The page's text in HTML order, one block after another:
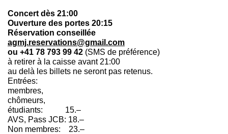
Concert dès 21:00
Ouverture des portes 20:15
Réservation conseillée
agmj.reservations@gmail.com
ou +41 78 793 99 42 (SMS de préférence)
à retirer à la caisse avant 21:00
au delà les billets ne seront pas retenus.
Entrées:
membres,
chômeurs,
étudiants: 15.–
AVS, Pass JCB: 18.–
Non membres: 23.–